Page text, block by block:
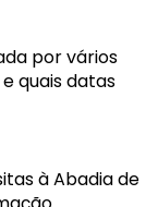
por vários
quais datas
à Abadia de